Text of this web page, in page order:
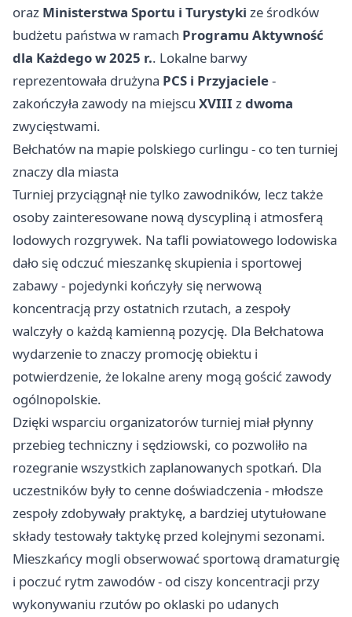
oraz Ministerstwa Sportu i Turystyki ze środków
budżetu państwa w ramach Programu Aktywność
dla Każdego w 2025 r.. Lokalne barwy
reprezentowała drużyna PCS i Przyjaciele-
zakończyła zawody na miejscu XVIII zdwoma
zwycięstwami.
Bełchatów na mapie polskiego curlingu - co ten turniej
znaczy dla miasta
Turniej przyciągnął nie tylko zawodników, lecz także
osoby zainteresowane nową dyscypliną i atmosferą
lodowych rozgrywek. Na tafli powiatowego lodowiska
dało się odczuć mieszankę skupienia i sportowej
zabawy - pojedynki kończyły się nerwową
koncentracją przy ostatnich rzutach, a zespoły
walczyły o każdą kamienną pozycję. Dla Bełchatowa
wydarzenie to znaczy promocję obiektu i
potwierdzenie, że lokalne areny mogą gościć zawody
ogólnopolskie.
Dzięki wsparciu organizatorów turniej miał płynny
przebieg techniczny i sędziowski, co pozwoliło na
rozegranie wszystkich zaplanowanych spotkań. Dla
uczestników były to cenne doświadczenia - młodsze
zespoły zdobywały praktykę, a bardziej utytułowane
składy testowały taktykę przed kolejnymi sezonami.
Mieszkańcy mogli obserwować sportową dramaturgię
i poczuć rytm zawodów - od ciszy koncentracji przy
wykonywaniu rzutów po oklaski po udanych